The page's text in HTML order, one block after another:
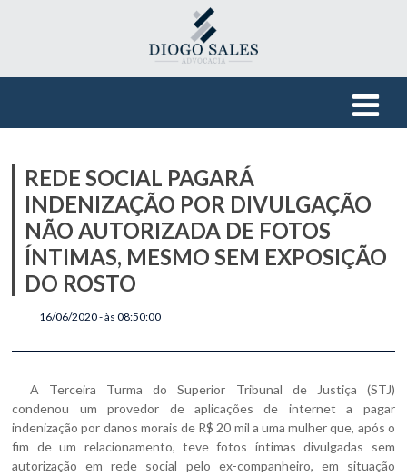
REDE SOCIAL PAGARÁ
INDENIZAÇÃO POR DIVULGAÇÃO
NÃO AUTORIZADA DE FOTOS
ÍNTIMAS, MESMO SEM EXPOSIÇÃO
DO ROSTO
16/06/2020 - às 08:50:00
A Terceira Turma do Superior Tribunal de Justiça (STJ)
condenou um provedor de aplicações de internet a pagar
indenização por danos morais de R$ 20 mil a uma mulher que, após o
fim de um relacionamento, teve fotos íntimas divulgadas sem
autorização em rede social pelo ex-companheiro, em situação